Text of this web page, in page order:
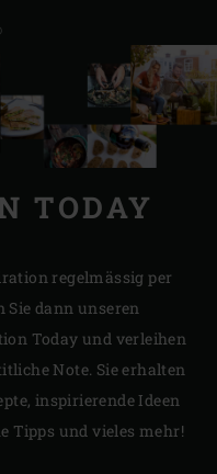
TODAY
regelmässig per
dann unseren
Today und verleihen
Note. Sie erhalten
inspirierende Ideen
Tipps und vieles mehr!